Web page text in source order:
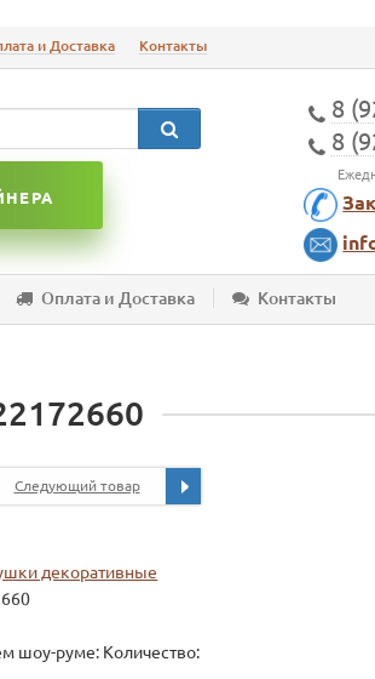
и Доставка Контакты
8
8
Оплата и Доставка Контакты
Следующий товар
декоративные
шоу-руме: Количество: